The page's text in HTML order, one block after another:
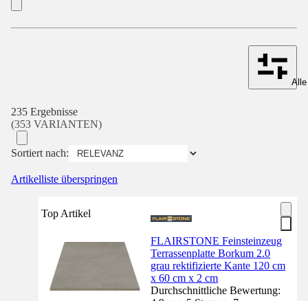
235 Ergebnisse
(353 VARIANTEN)
Sortiert nach:
Artikelliste überspringen
Top Artikel
FLAIRSTONE Feinsteinzeug
Terrassenplatte Borkum 2.0
grau rektifizierte Kante 120 cm
x 60 cm x 2 cm
Durchschnittliche Bewertung: